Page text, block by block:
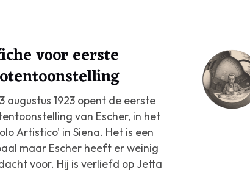
voor eerste
augustus 1923 opent de eerste
van Escher, in het
Artistico' in Siena. Het is een
maar Escher heeft er weinig
voor. Hij is verliefd op Jetta